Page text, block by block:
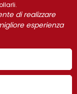
I nostri partner
di realizzare
esperienza